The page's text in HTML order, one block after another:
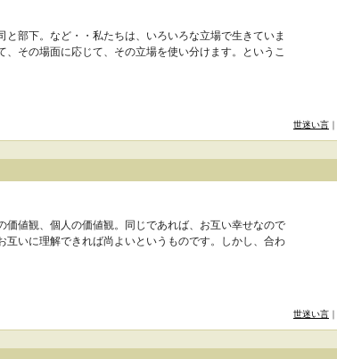
部下。など・・私たちは、いろいろな立場で生きていま
その場面に応じて、その立場を使い分けます。というこ
世迷い言 ｜
価値観、個人の価値観。同じであれば、お互い幸せなので
互いに理解できれば尚よいというものです。しかし、合わ
世迷い言 ｜